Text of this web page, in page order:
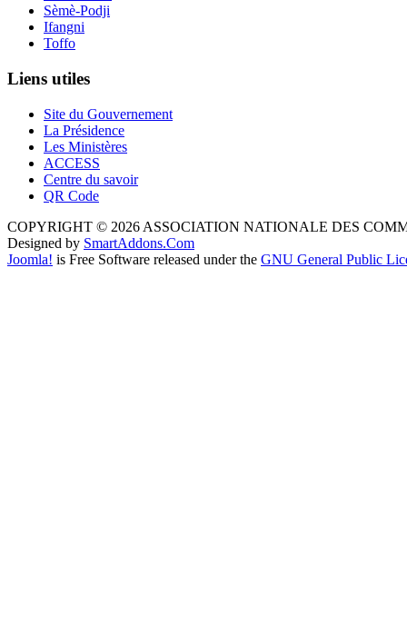
Sèmè-Podji
Ifangni
Toffo
Liens utiles
Site du Gouvernement
La Présidence
Les Ministères
ACCESS
Centre du savoir
QR Code
COPYRIGHT © 2026 ASSOCIATION NATIONALE DES
Designed by SmartAddons.Com
Joomla! is Free Software released under the GNU General Public